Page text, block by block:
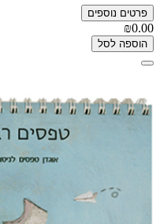
פרטים נוספים
₪0.00
הוספה לסל